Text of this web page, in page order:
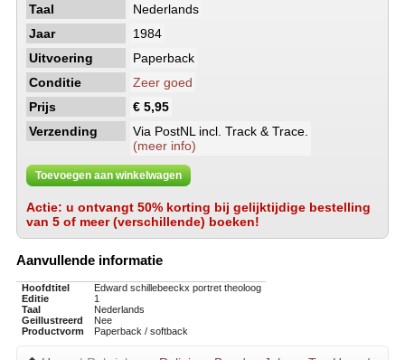
Taal
Nederlands
Jaar
1984
Uitvoering
Paperback
Conditie
Zeer goed
Prijs
€ 5,95
Verzending
Via PostNL incl. Track & Trace.
(meer info)
Toevoegen aan winkelwagen
Actie: u ontvangt 50% korting bij gelijktijdige bestelling
van 5 of meer (verschillende) boeken!
Aanvullende informatie
Hoofdtitel
Edward schillebeeckx portret theoloog
Editie
1
Taal
Nederlands
Geillustreerd
Nee
Productvorm
Paperback / softback